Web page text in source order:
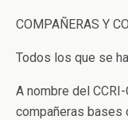
COMPAÑERAS Y
Todos los que se
A nombre del
compañeras